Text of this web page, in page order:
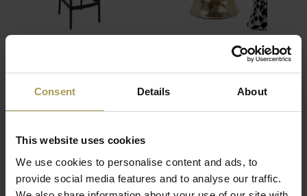
Consent Details About
This website uses cookies
We use cookies to personalise content and ads, to
provide social media features and to analyse our traffic.
€159,72Incl. btw)
Stone zitkruk -